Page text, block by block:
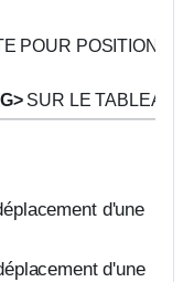
POUR
SUR LE TABLEAU
d'une
d'une